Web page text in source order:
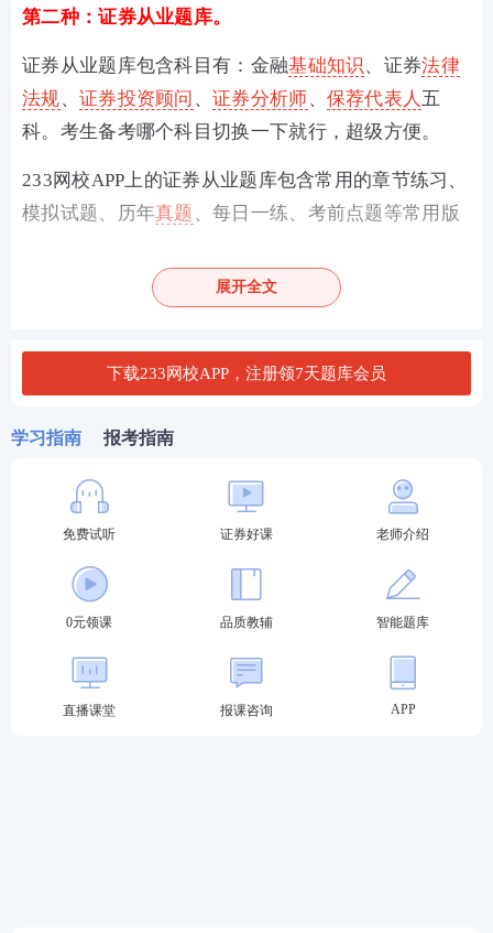
第二种：证券从业题库。
证券从业题库包含科目有：金融基础知识 、证券法律
法规、 证券投资顾问 、证券分析师、 保荐代表人 五
科。考生备考哪个科目切换一下就行，超级方便。
233网校APP上的证券从业题库包含常用的章节练习、
模拟试题、历年真题 、每日一练 考前点题等常用版
法，而易错题、考点速记、真题估分
等是考前考后必
备！除此之外，做题记录、错题集等辅助栏目助你快
、资讯都非常符合考生需求。
展开全文
下载233网校APP，注册领7天题库会员
学习指南 报考指南
免费试听 证券好课 老师介绍
0元领课 品质教辅 智能题库
直播课堂 报课咨询 APP